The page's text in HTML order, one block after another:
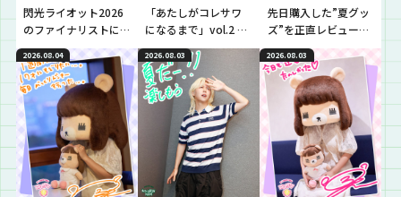
閃光ライオット2026
のファイナリストに
思わず「なんであん
な上手いの？！」さ
らに今夜は『セット
リストNo.5』の授
業！
「あたしがコレサワ
になるまで」vol.2 開
催！！
先日購入した”夏グッ
ズ”を正直レビューし
ていきました！
2026.08.04 2026.08.03 2026.08.03